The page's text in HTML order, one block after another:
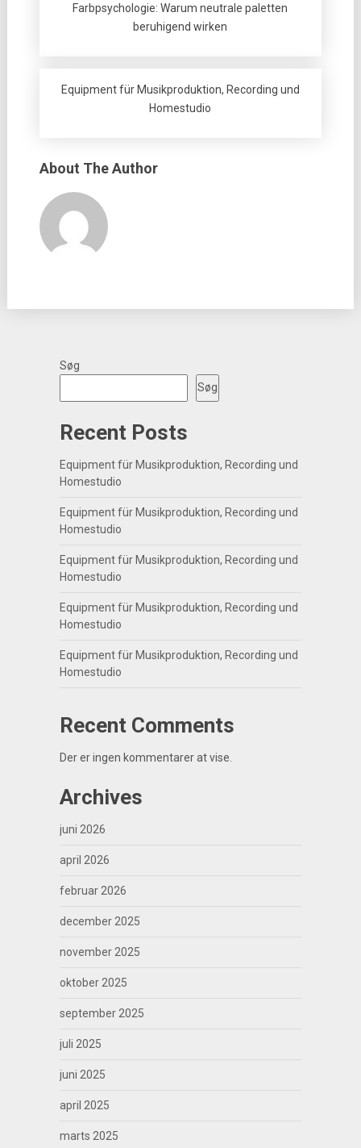
Farbpsychologie: Warum neutrale paletten
beruhigend wirken
Equipment für Musikproduktion, Recording und
Homestudio
About The Author
Søg
Søg
Recent Posts
Equipment für Musikproduktion, Recording und
Homestudio
Equipment für Musikproduktion, Recording und
Homestudio
Equipment für Musikproduktion, Recording und
Homestudio
Equipment für Musikproduktion, Recording und
Homestudio
Equipment für Musikproduktion, Recording und
Homestudio
Recent Comments
Der er ingen kommentarer at vise.
Archives
juni 2026
april 2026
februar 2026
december 2025
november 2025
oktober 2025
september 2025
juli 2025
juni 2025
april 2025
marts 2025